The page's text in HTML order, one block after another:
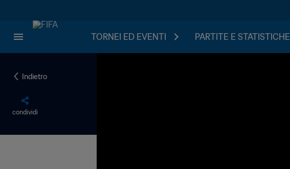
TORNEI ED EVENTI PARTITE E STATISTICHE
Indietro
condividi